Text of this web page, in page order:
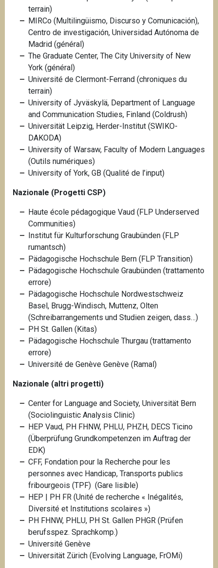
terrain)
MIRCo (Multilingüismo, Discurso y Comunicación),
Centro de investigación, Universidad Autónoma de
Madrid (général)
The Graduate Center, The City University of New
York (général)
Université de Clermont-Ferrand (chroniques du
terrain)
University of Jyväskylä, Department of Language
and Communication Studies, Finland (Coldrush)
Universität Leipzig, Herder-Institut (SWIKO-
DAKODA)
University of Warsaw, Faculty of Modern Languages
(Outils numériques)
University of York, GB (Qualité de l’input)
Nazionale (Progetti CSP)
Haute école pédagogique Vaud (FLP Underserved
Communities)
Institut für Kulturforschung Graubünden (FLP
rumantsch)
Pädagogische Hochschule Bern (FLP Transition)
Pädagogische Hochschule Graubünden (trattamento
errore)
Pädagogische Hochschule Nordwestschweiz
Basel, Brugg-Windisch, Muttenz, Olten
(Schreibarrangements und Studien zeigen, dass…)
PH St. Gallen (Kitas)
Pädagogische Hochschule Thurgau (trattamento
errore)
Université de Genève Genève (Ramal)
Nazionale (altri progetti)
Center for Language and Society, Universität Bern
(Sociolinguistic Analysis Clinic)
HEP Vaud, PH FHNW, PHLU, PHZH, DECS Ticino
(Überprüfung Grundkompetenzen im Auftrag der
EDK)
CFF, Fondation pour la Recherche pour les
personnes avec Handicap, Transports publics
fribourgeois (TPF) (Gare lisible)
HEP | PH FR (Unité de recherche « Inégalités,
Diversité et Institutions scolaires »)
PH FHNW, PHLU, PH St. Gallen PHGR (Prüfen
berufsspez. Sprachkomp.)
Université Genève
Universität Zürich (Evolving Language, FrOMi)